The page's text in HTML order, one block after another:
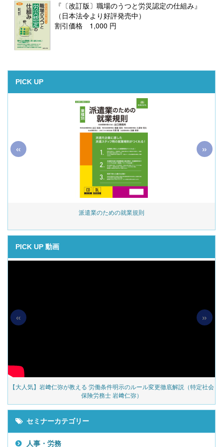
『〔改訂版〕職場のうつと労災認定の仕組み』
（日本法令より好評発売中）
割引価格 1,000 円
PICK UP
派遣業のための就業規則
« »
PICK UP 動画
【大人気】岩﨑仁弥が教える 労働条件明示のルール変更徹底解説（特定社会
保険労務士 岩﨑仁弥）
« »
セミナーカテゴリー
人事・労務